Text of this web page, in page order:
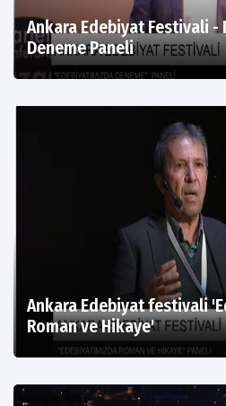
Ankara Edebiyat Festivali -
Deneme Paneli
Ankara Edebiyat festivali
Roman ve Hikaye'